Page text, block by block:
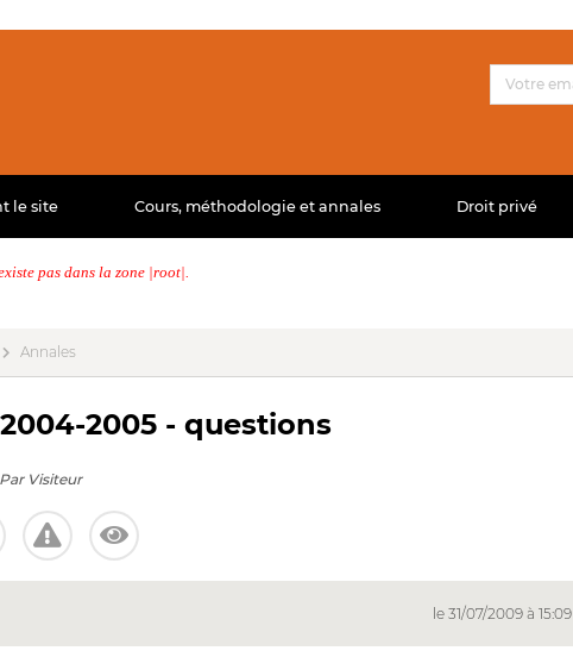
le site Cours, méthodologie et annales Droit privé
pas dans la zone |root|.
Annales
2005 - questions
Par Visiteur
le 31/07/2009 à 15:09